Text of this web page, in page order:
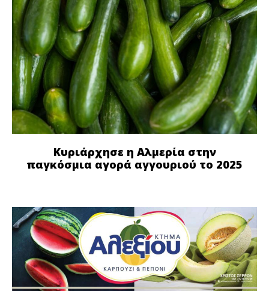
Κυριάρχησε η Αλμερία στην
παγκόσμια αγορά αγγουριού το 2025